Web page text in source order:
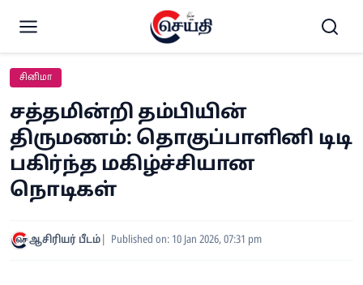
சினிமா
சத்தமின்றி தம்பியின்
திருமணம்: தொகுப்பாளினி டிடி
பகிர்ந்த மகிழ்ச்சியான
நொடிகள்
ஆசிரியர் பீடம் Published on: 10 Jan 2026, 07:31 pm